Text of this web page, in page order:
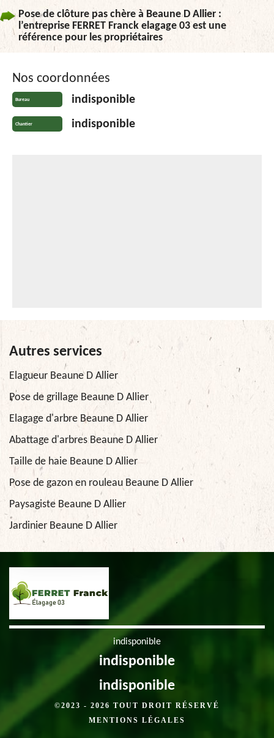
Pose de clôture pas chère à Beaune D Allier :
l’entreprise FERRET Franck elagage 03 est une
référence pour les propriétaires
Nos coordonnées
Bureau indisponible
Chantier indisponible
Autres services
Elagueur Beaune D Allier
Pose de grillage Beaune D Allier
Elagage d'arbre Beaune D Allier
Abattage d'arbres Beaune D Allier
Taille de haie Beaune D Allier
Pose de gazon en rouleau Beaune D Allier
Paysagiste Beaune D Allier
Jardinier Beaune D Allier
indisponible
indisponible
indisponible
©2023 - 2026 TOUT DROIT RÉSERVÉ
MENTIONS LÉGALES